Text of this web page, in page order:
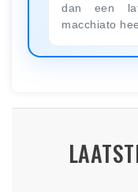
dan een
macchiato